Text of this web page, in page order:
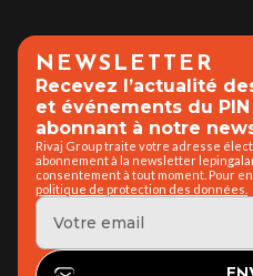
NEWSLETTER
Recevez l’actualité
et événements du PIN
abonnant à notre
Rivaj Group traite votre adresse
abonnement à la newsletter
consentement à tout moment. Pour
politique de protection des données.